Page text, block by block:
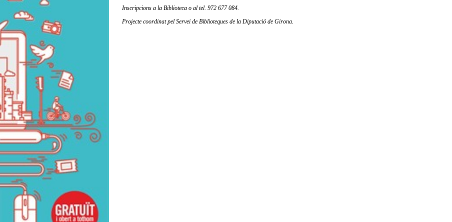
Inscripcions a la Biblioteca o al tel. 972 677 084.
Projecte coordinat pel Servei de Biblioteques de la Diputació de Girona.